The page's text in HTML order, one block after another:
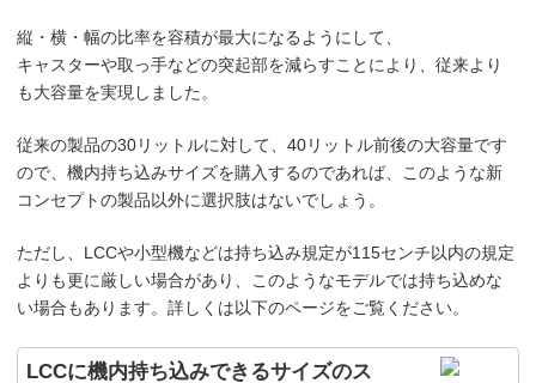
縦・横・幅の比率を容積が最大になるようにして、
キャスターや取っ手などの突起部を減らすことにより、従来より
も大容量を実現しました。
従来の製品の30リットルに対して、40リットル前後の大容量です
ので、機内持ち込みサイズを購入するのであれば、このような新
コンセプトの製品以外に選択肢はないでしょう。
ただし、LCCや小型機などは持ち込み規定が115センチ以内の規定
よりも更に厳しい場合があり、このようなモデルでは持ち込めな
い場合もあります。詳しくは以下のページをご覧ください。
LCCに機内持ち込みできるサイズのス